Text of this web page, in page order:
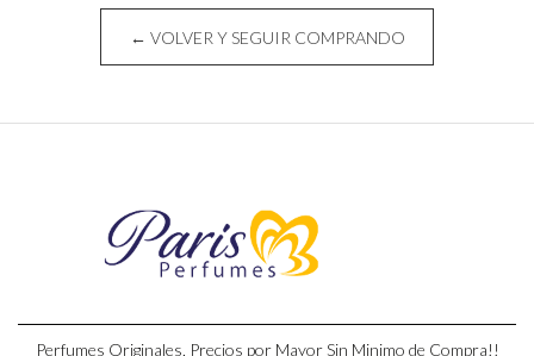
← VOLVER Y SEGUIR COMPRANDO
Perfumes Originales, Precios por Mayor Sin Minimo de Compra!!